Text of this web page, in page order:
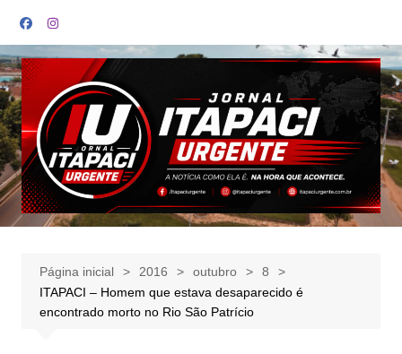
para
o
conteúdo
Página inicial 2016 outubro
8
ITAPACI – Homem que estava desaparecido é
encontrado morto no Rio São Patrício